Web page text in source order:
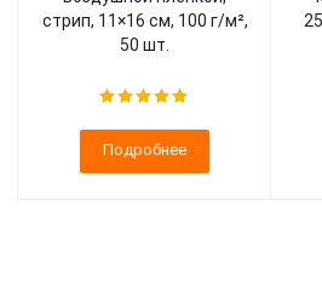
стрип, 11×16 см, 100 г/м²,
50 шт.
Подробнее